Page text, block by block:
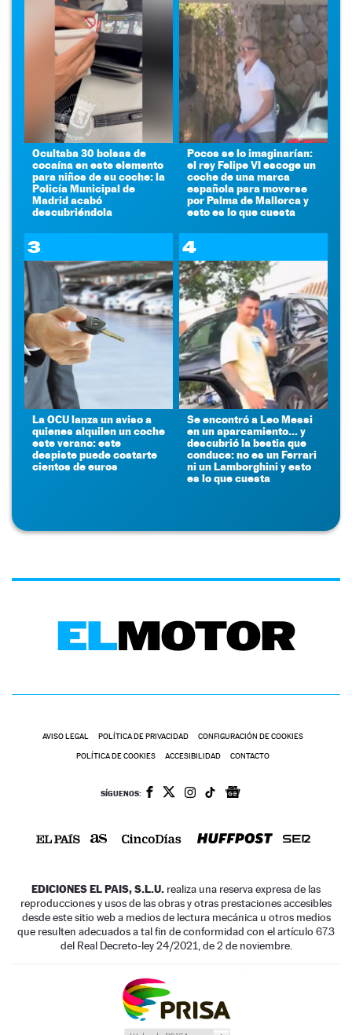
Ocultaba 30 bolsas de
cocaína en este elemento
para niños de su coche: la
Policía Municipal de
Madrid acabó
descubriéndola
Pocos se lo imaginarían:
el rey Felipe VI escoge un
coche de una marca
española para moverse
por Palma de Mallorca y
esto es lo que cuesta
3
La OCU lanza un aviso a
quienes alquilen un coche
este verano: este
despiste puede costarte
cientos de euros
4
Se encontró a Leo Messi
en un aparcamiento... y
descubrió la bestia que
conduce: no es un Ferrari
ni un Lamborghini y esto
es lo que cuesta
AVISO LEGAL POLÍTICA DE PRIVACIDAD CONFIGURACIÓN DE COOKIES
POLÍTICA DE COOKIES ACCESIBILIDAD CONTACTO
SÍGUENOS:
EDICIONES EL PAIS, S.L.U. realiza una reserva expresa de las
reproducciones y usos de las obras y otras prestaciones accesibles
desde este sitio web a medios de lectura mecánica u otros medios
que resulten adecuados a tal fin de conformidad con el artículo 67.3
del Real Decreto-ley 24/2021, de 2 de noviembre.